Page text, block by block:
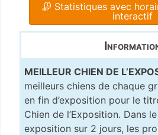
Statistiques avec
interactif
MEILLEUR CHIEN DE
meilleurs chiens de chaque
en fin d’exposition pour le
Chien de l’Exposition. Dans le
exposition sur 2 jours, les